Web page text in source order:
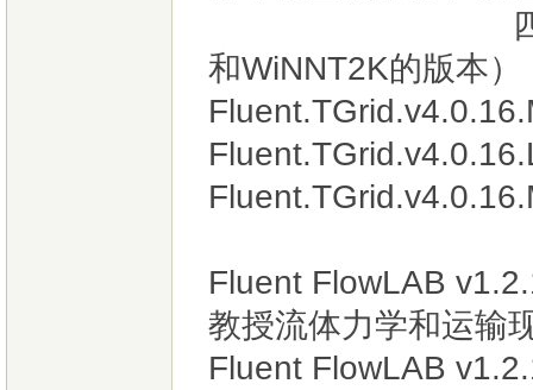
四边形的2D/
和WiNNT2K的版本）
Fluent FlowLAB
教授流体力学和运输
Fluent FlowLAB